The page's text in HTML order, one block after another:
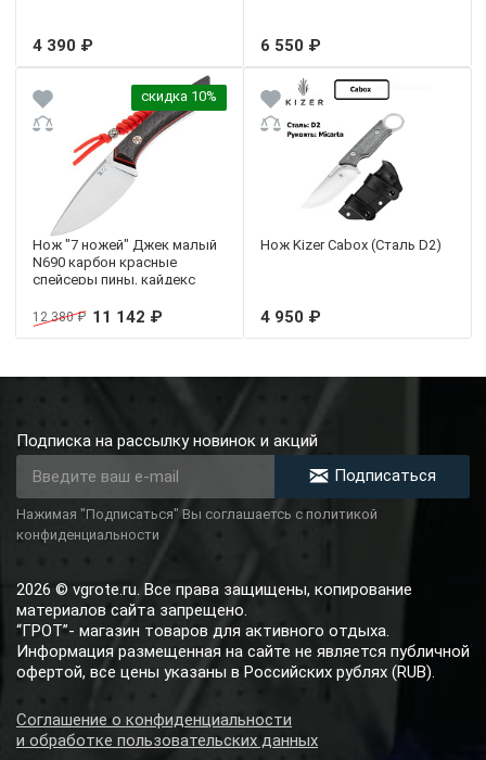
4 390 ₽ 6 550 ₽
скидка 10%
Нож "7 ножей" Джек малый
N690 карбон красные
спейсеры пины, кайдекс
12 380 ₽ 11 142 ₽
Нож Kizer Cabox (Сталь D2)
4 950 ₽
Подписка на рассылку новинок и акций
Подписаться
Нажимая "Подписаться" Вы соглашаетсь с политикой
конфиденциальности
2026 © vgrote.ru. Все права защищены, копирование
материалов сайта запрещено.
“ГРОТ”- магазин товаров для активного отдыха.
Информация размещенная на сайте не является публичной
офертой, все цены указаны в Российских рублях (RUB).
Соглашение о конфиденциальности
и обработке пользовательских данных